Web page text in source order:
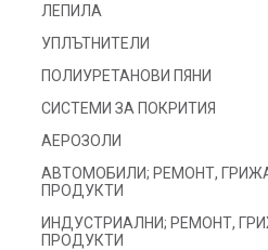
ЛЕПИЛА
УПЛЪТНИТЕЛИ
ПОЛИУРЕТАНОВИ ПЯНИ
СИСТЕМИ ЗА ПОКРИТИЯ
АЕРОЗОЛИ
АВТОМОБИЛИ; РЕМОНТ,
ПРОДУКТИ
ИНДУСТРИАЛНИ; РЕМОНТ,
ПРОДУКТИ